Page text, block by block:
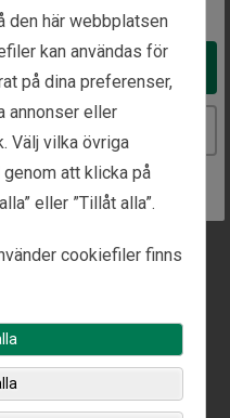
States website
Faxa oss på
+1 (650) 529-1436
på det här kontoret.
kontaktformulärför att
den här webbplatsen
kan användas för
på dina preferenser,
annonser eller
Välj vilka övriga
att klicka på
eller ”Tillåt alla”.
cookiefiler finns